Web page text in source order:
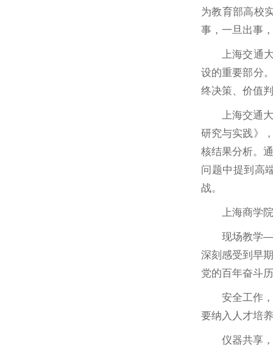
为教育部高校
事，一旦出事
上海交通
设的重要部分
终决策、价值
上海交通
研究与实践》
核结果分析。
问题中提到高
战。
上海商学
现场教学—
深刻感受到早
党的百年奋斗
安全工作
要纳入人才培
仪器共享